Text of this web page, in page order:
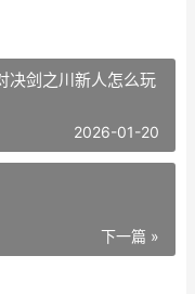
决剑之川新人怎么玩
2026-01-20
下一篇 »